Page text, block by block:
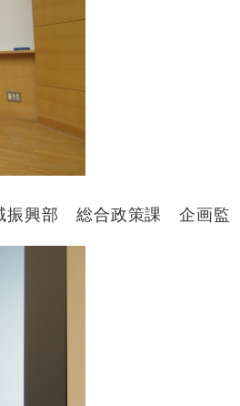
振興部 総合政策課 企画